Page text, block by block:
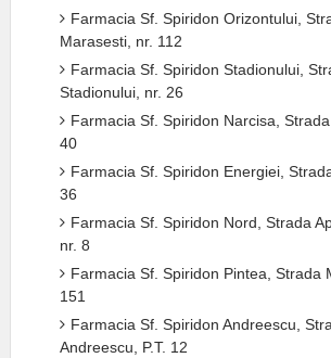
Farmacia Sf. Spiridon Orizontului,
Marasesti, nr. 112
Farmacia Sf. Spiridon Stadionului,
Stadionului, nr. 26
Farmacia Sf. Spiridon Narcisa,
40
Farmacia Sf. Spiridon Energiei,
36
Farmacia Sf. Spiridon Nord, Strada
nr. 8
Farmacia Sf. Spiridon Pintea, Strada
151
Farmacia Sf. Spiridon Andreescu,
Andreescu, P.T. 12